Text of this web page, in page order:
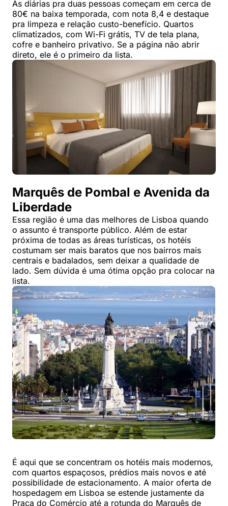
As diárias pra duas pessoas começam em cerca de
80€ na baixa temporada, com nota 8,4 e destaque
pra limpeza e relação custo-benefício. Quartos
climatizados, com Wi-Fi grátis, TV de tela plana,
cofre e banheiro privativo. Se a página não abrir
direto, ele é o primeiro da lista.
Marquês de Pombal e Avenida da
Liberdade
Essa região é uma das melhores de Lisboa quando
o assunto é transporte público. Além de estar
próxima de todas as áreas turísticas, os hotéis
costumam ser mais baratos que nos bairros mais
centrais e badalados, sem deixar a qualidade de
lado. Sem dúvida é uma ótima opção pra colocar na
lista.
É aqui que se concentram os hotéis mais modernos,
com quartos espaçosos, prédios mais novos e até
possibilidade de estacionamento. A maior oferta de
hospedagem em Lisboa se estende justamente da
Praça do Comércio até a rotunda do Marquês de